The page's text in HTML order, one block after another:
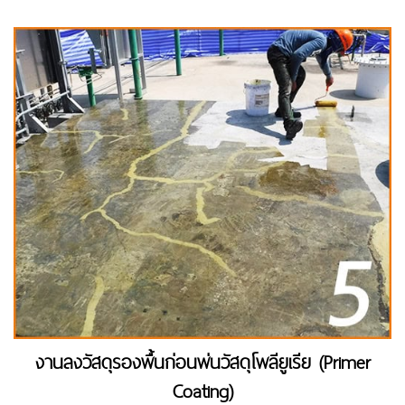
งานลงวัสดุรองพื้นก่อนพ่นวัสดุโพลียูเรีย (Primer
Coating)